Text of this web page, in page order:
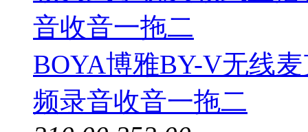
BOYA博雅BY-V无线
频录音收音一拖二